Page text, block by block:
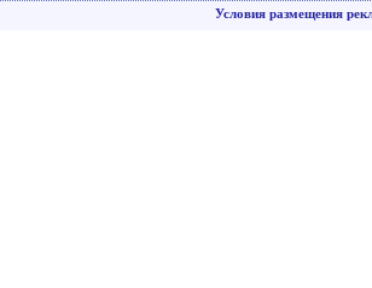
Условия размещения